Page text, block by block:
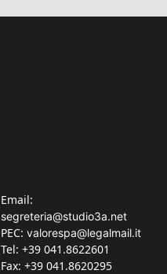
Email:
segreteria@studio3a.net
PEC: valorespa@legalmail.it
Tel: +39 041.8622601
Fax: +39 041.8620295